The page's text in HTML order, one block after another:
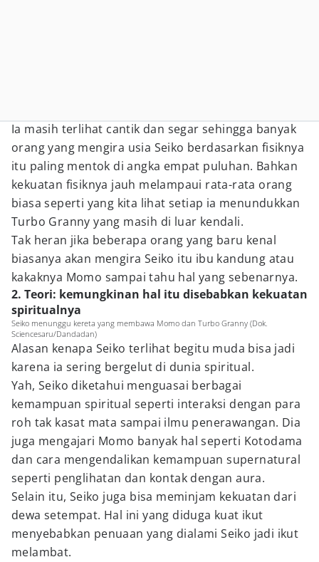
Ia masih terlihat cantik dan segar sehingga banyak
orang yang mengira usia Seiko berdasarkan fisiknya
itu paling mentok di angka empat puluhan. Bahkan
kekuatan fisiknya jauh melampaui rata-rata orang
biasa seperti yang kita lihat setiap ia menundukkan
Turbo Granny yang masih di luar kendali.
Tak heran jika beberapa orang yang baru kenal
biasanya akan mengira Seiko itu ibu kandung atau
kakaknya Momo sampai tahu hal yang sebenarnya.
2. Teori: kemungkinan hal itu disebabkan kekuatan
spiritualnya
Seiko menunggu kereta yang membawa Momo dan Turbo Granny (Dok.
Sciencesaru/Dandadan)
Alasan kenapa Seiko terlihat begitu muda bisa jadi
karena ia sering bergelut di dunia spiritual.
Yah, Seiko diketahui menguasai berbagai
kemampuan spiritual seperti interaksi dengan para
roh tak kasat mata sampai ilmu penerawangan. Dia
juga mengajari Momo banyak hal seperti Kotodama
dan cara mengendalikan kemampuan supernatural
seperti penglihatan dan kontak dengan aura.
Selain itu, Seiko juga bisa meminjam kekuatan dari
dewa setempat. Hal ini yang diduga kuat ikut
menyebabkan penuaan yang dialami Seiko jadi ikut
melambat.